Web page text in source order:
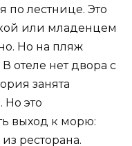
по лестнице. Это
или младенцем
Но на пляж
отеле нет двора с
занята
Но это
выход к морю:
ресторана.